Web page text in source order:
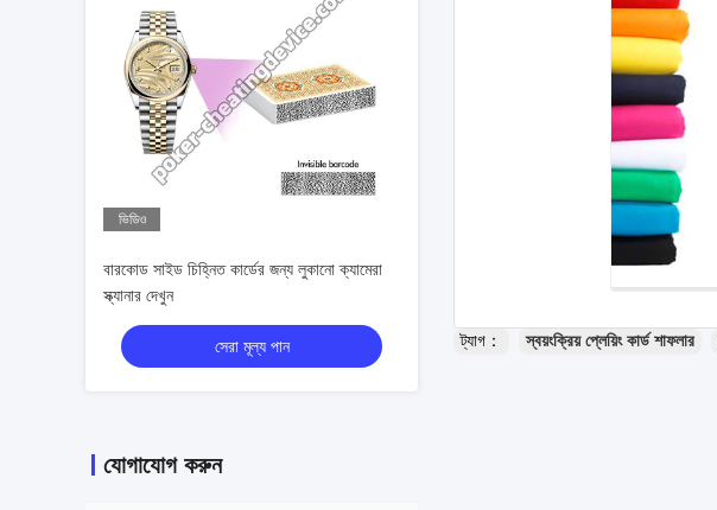
ভিডিও
বারকোড সাইড চিহ্নিত কার্ডের জন্য লুকানো ক্যামেরা
স্ক্যানার দেখুন
সেরা মূল্য পান
যোগাযোগ করুন
ট্যাগ： স্বয়ংক্রিয় প্লেয়িং কার্ড শাফলার